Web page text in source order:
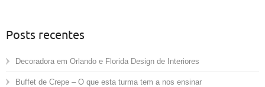
Posts recentes
Decoradora em Orlando e Florida Design de Interiores
Buffet de Crepe – O que esta turma tem a nos ensinar